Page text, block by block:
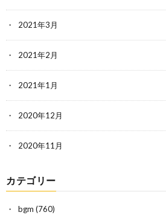
2021年3月
2021年2月
2021年1月
2020年12月
2020年11月
カテゴリー
bgm (760)